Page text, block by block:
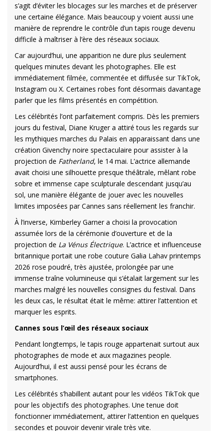
s’agit d’éviter les blocages sur les marches et de préserver
une certaine élégance. Mais beaucoup y voient aussi une
manière de reprendre le contrôle d’un tapis rouge devenu
difficile à maîtriser à l’ère des réseaux sociaux.
Car aujourd’hui, une apparition ne dure plus seulement
quelques minutes devant les photographes. Elle est
immédiatement filmée, commentée et diffusée sur TikTok,
Instagram ou X. Certaines robes font désormais davantage
parler que les films présentés en compétition.
Les célébrités l’ont parfaitement compris. Dès les premiers
jours du festival, Diane Kruger a attiré tous les regards sur
les mythiques marches du Palais en apparaissant dans une
création Givenchy noire spectaculaire pour assister à la
projection de Fatherland, le 14 mai. L’actrice allemande
avait choisi une silhouette presque théâtrale, mêlant robe
sobre et immense cape sculpturale descendant jusqu’au
sol, une manière élégante de jouer avec les nouvelles
limites imposées par Cannes sans réellement les franchir.
À l’inverse, Kimberley Garner a choisi la provocation
assumée lors de la cérémonie d’ouverture et de la
projection de La Vénus Électrique. L’actrice et influenceuse
britannique portait une robe couture Galia Lahav printemps
2026 rose poudré, très ajustée, prolongée par une
immense traîne volumineuse qui s’étalait largement sur les
marches malgré les nouvelles consignes du festival. Dans
les deux cas, le résultat était le même: attirer l’attention et
marquer les esprits.
Cannes sous l’œil des réseaux sociaux
Pendant longtemps, le tapis rouge appartenait surtout aux
photographes de mode et aux magazines people.
Aujourd’hui, il est aussi pensé pour les écrans de
smartphones.
Les célébrités s’habillent autant pour les vidéos TikTok que
pour les objectifs des photographes. Une tenue doit
fonctionner immédiatement, attirer l’attention en quelques
secondes et pouvoir devenir virale très vite.